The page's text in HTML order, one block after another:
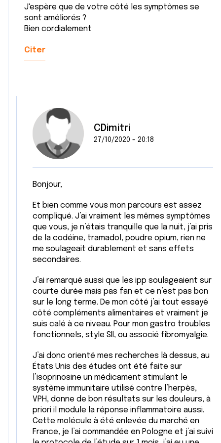
services.
J'espère que de votre côté les symptômes se
sont améliorés ?
Bien cordialement
Citer
CDimitri
27/10/2020 - 20:18
Bonjour,
Et bien comme vous mon parcours est assez
compliqué. J’ai vraiment les mêmes symptômes
que vous, je n’étais tranquille que la nuit, j’ai pris
de la codéine, tramadol, poudre opium, rien ne
me soulageait durablement et sans effets
secondaires.
J’ai remarqué aussi que les ipp soulageaient sur
courte durée mais pas fan et ce n’est pas bon
sur le long terme. De mon côté j’ai tout essayé
côté compléments alimentaires et vraiment je
suis calé à ce niveau. Pour mon gastro troubles
fonctionnels, style SII, ou associé fibromyalgie.
J’ai donc orienté mes recherches là dessus, au
États Unis des études ont été faite sur
l’isoprinosine un médicament stimulant le
système immunitaire utilisé contre l’herpès,
VPH, donne de bon résultats sur les douleurs, à
priori il module la réponse inflammatoire aussi.
Cette molécule à été enlevée du marché en
France, je l’ai commandée en Pologne et j’ai suivi